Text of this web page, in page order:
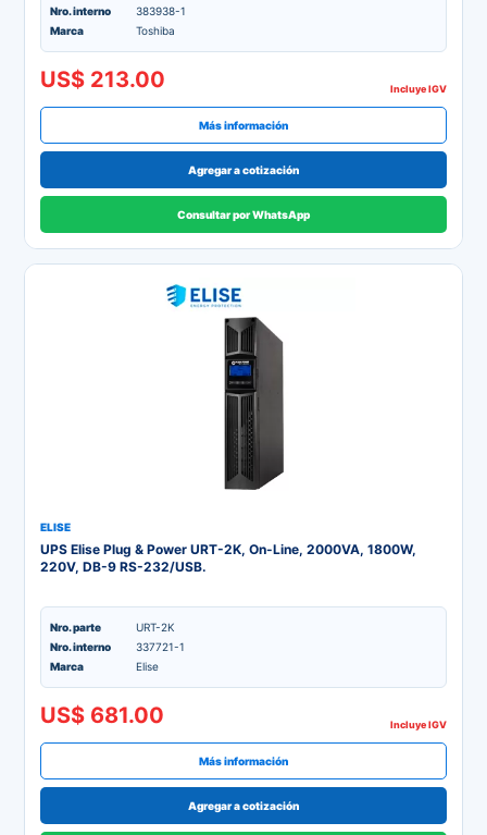
Nro. interno
383938-1
Marca
Toshiba
US$ 213.00 Incluye IGV
Más información
Agregar a cotización
Consultar por WhatsApp
ELISE
UPS Elise Plug & Power URT-2K, On-Line, 2000VA, 1800W,
220V, DB-9 RS-232/USB.
Nro. parte
URT-2K
Nro. interno
337721-1
Marca
Elise
US$ 681.00 Incluye IGV
Más información
Agregar a cotización